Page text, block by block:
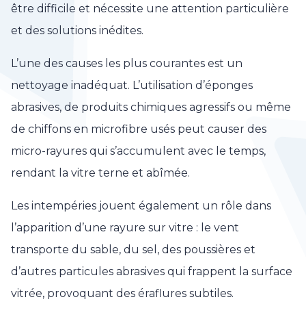
être difficile et nécessite une attention particulière
et des solutions inédites.
L’une des causes les plus courantes est un
nettoyage inadéquat. L’utilisation d’éponges
abrasives, de produits chimiques agressifs ou même
de chiffons en microfibre usés peut causer des
micro-rayures qui s’accumulent avec le temps,
rendant la vitre terne et abîmée.
Les intempéries jouent également un rôle dans
l’apparition d’une rayure sur vitre : le vent
transporte du sable, du sel, des poussières et
d’autres particules abrasives qui frappent la surface
vitrée, provoquant des éraflures subtiles.